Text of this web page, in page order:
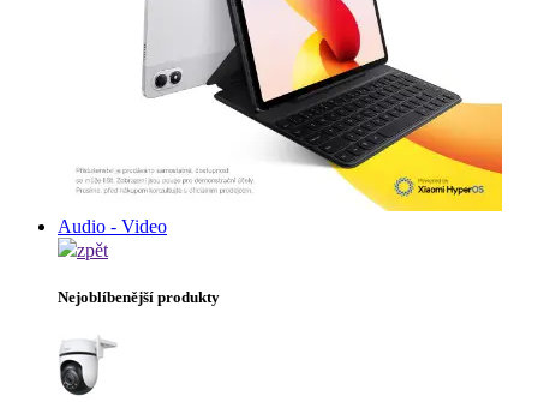
Audio - Video
zpět
Nejoblíbenější produkty